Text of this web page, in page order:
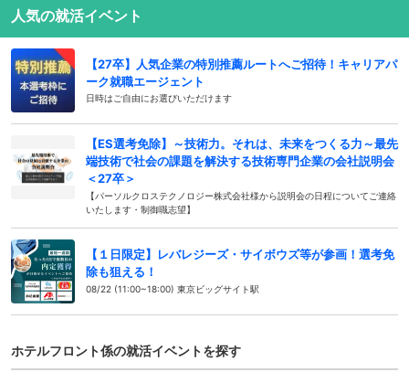
人気の就活イベント
【27卒】人気企業の特別推薦ルートへご招待！キャリアパ
ーク就職エージェント
日時はご自由にお選びいただけます
【ES選考免除】～技術力。それは、未来をつくる力～最先
端技術で社会の課題を解決する技術専門企業の会社説明会
＜27卒＞
【パーソルクロステクノロジー株式会社様から説明会の日程についてご連絡
いたします・制御職志望】
【１日限定】レバレジーズ・サイボウズ等が参画！選考免
除も狙える！
08/22 (11:00~18:00) 東京ビッグサイト駅
ホテルフロント係の就活イベントを探す